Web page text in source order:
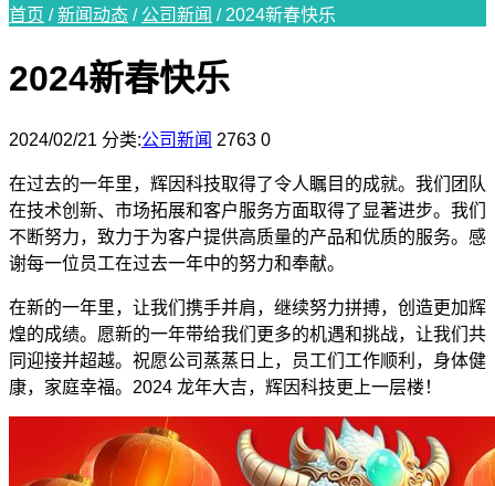
首页 /新闻动态 / 公司新闻 / 2024新春快乐
2024新春快乐
2024/02/21 分类:公司新闻 2763 0
在过去的一年里，辉因科技取得了令人瞩目的成就。我们团队
在技术创新、市场拓展和客户服务方面取得了显著进步。我们
不断努力，致力于为客户提供高质量的产品和优质的服务。感
谢每一位员工在过去一年中的努力和奉献。
在新的一年里，让我们携手并肩，继续努力拼搏，创造更加辉
煌的成绩。愿新的一年带给我们更多的机遇和挑战，让我们共
同迎接并超越。祝愿公司蒸蒸日上，员工们工作顺利，身体健
康，家庭幸福。2024 龙年大吉，辉因科技更上一层楼！